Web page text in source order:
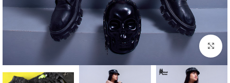
بزرگنمایی تصویر